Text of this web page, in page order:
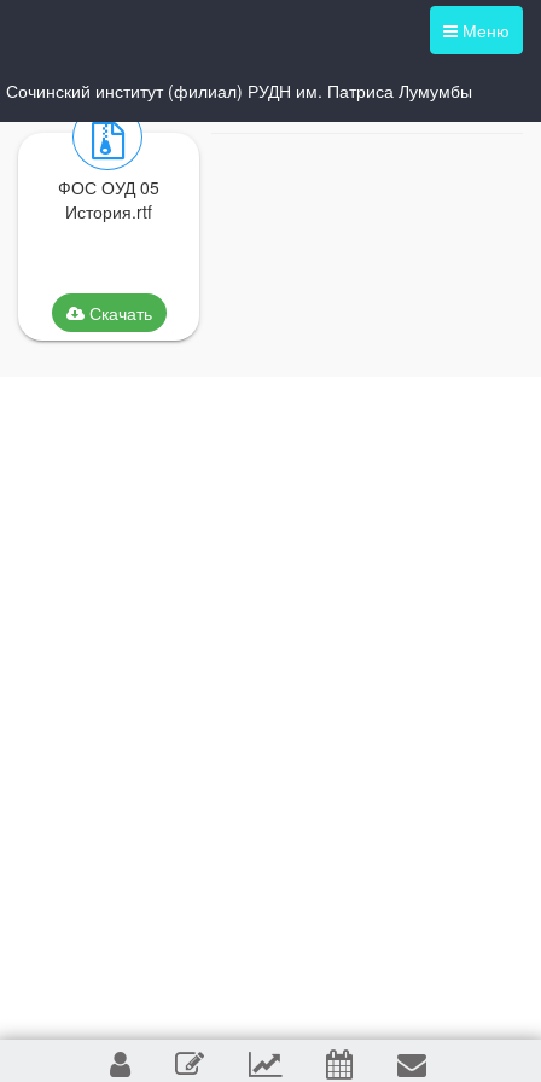
Меню
Сочинский институт (филиал) РУДН им. Патриса Лумумбы
ФОС ОУД 05
История.rtf
Скачать